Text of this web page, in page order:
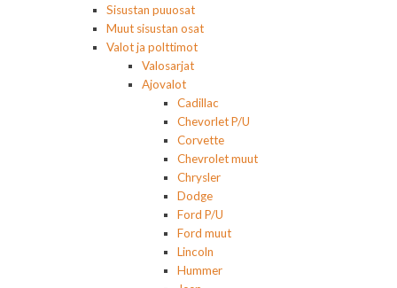
Sisustan puuosat
Muut sisustan osat
Valot ja polttimot
Valosarjat
Ajovalot
Cadillac
Chevorlet P/U
Corvette
Chevrolet muut
Chrysler
Dodge
Ford P/U
Ford muut
Lincoln
Hummer